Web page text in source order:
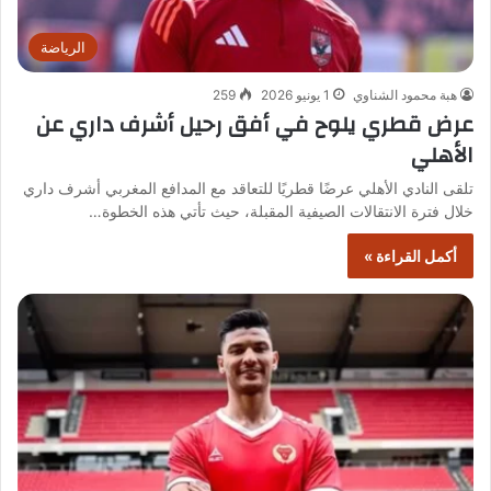
الرياضة
هبة محمود الشناوي 1 يونيو 2026 259
عرض قطري يلوح في أفق رحيل أشرف داري عن
الأهلي
تلقى النادي الأهلي عرضًا قطريًا للتعاقد مع المدافع المغربي أشرف داري
خلال فترة الانتقالات الصيفية المقبلة، حيث تأتي هذه الخطوة…
أكمل القراءة »